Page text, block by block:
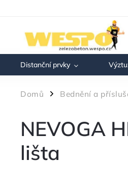
Distanční prvky
Domů / Bednění a
NEVOGA
lišta